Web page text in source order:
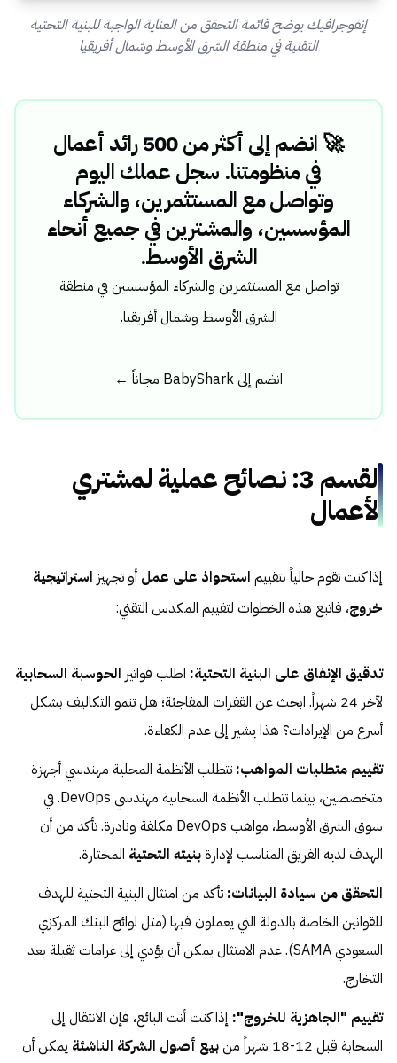
إنفوجرافيك يوضح قائمة التحقق من العناية الواجبة للبنية التحتية
التقنية في منطقة الشرق الأوسط وشمال أفريقيا
🚀 انضم إلى أكثر من 500 رائد أعمال
في منظومتنا. سجل عملك اليوم
وتواصل مع المستثمرين، والشركاء
المؤسسين، والمشترين في جميع أنحاء
الشرق الأوسط.
تواصل مع المستثمرين والشركاء المؤسسين في منطقة
الشرق الأوسط وشمال أفريقيا.
انضم إلى BabyShark مجاناً ←
القسم 3: نصائح عملية لمشتري
الأعمال
إذا كنت تقوم حالياً بتقييم استحواذ على عمل أو تجهيز استراتيجية
خروج، فاتبع هذه الخطوات لتقييم المكدس التقني:
تدقيق الإنفاق على البنية التحتية: اطلب فواتير الحوسبة السحابية
لآخر 24 شهراً. ابحث عن القفزات المفاجئة؛ هل تنمو التكاليف بشكل
أسرع من الإيرادات؟ هذا يشير إلى عدم الكفاءة.
تقييم متطلبات المواهب: تتطلب الأنظمة المحلية مهندسي أجهزة
متخصصين، بينما تتطلب الأنظمة السحابية مهندسي DevOps. في
سوق الشرق الأوسط، مواهب DevOps مكلفة ونادرة. تأكد من أن
الهدف لديه الفريق المناسب لإدارةبنيته التحتية المختارة.
التحقق من سيادة البيانات: تأكد من امتثال البنية التحتية للهدف
للقوانين الخاصة بالدولة التي يعملون فيها (مثل لوائح البنك المركزي
السعودي SAMA). عدم الامتثال يمكن أن يؤدي إلى غرامات ثقيلة بعد
التخارج.
تقييم "الجاهزية للخروج": إذا كنت أنت البائع، فإن الانتقال إلى
السحابة قبل 12-18 شهراً من
بيع أصول الشركة الناشئة يمكن أن